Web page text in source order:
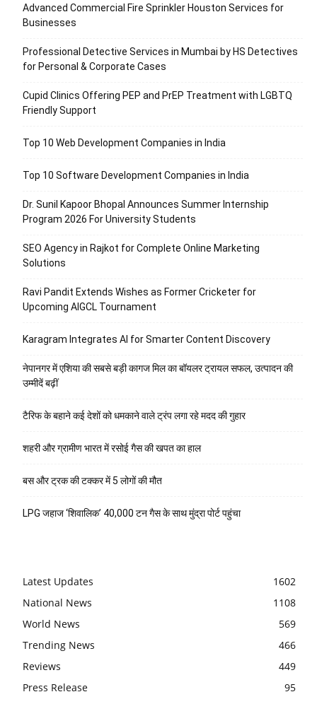
Advanced Commercial Fire Sprinkler Houston Services for
Businesses
Professional Detective Services in Mumbai by HS Detectives
for Personal & Corporate Cases
Cupid Clinics Offering PEP and PrEP Treatment with LGBTQ
Friendly Support
Top 10 Web Development Companies in India
Top 10 Software Development Companies in India
Dr. Sunil Kapoor Bhopal Announces Summer Internship
Program 2026 For University Students
SEO Agency in Rajkot for Complete Online Marketing
Solutions
Ravi Pandit Extends Wishes as Former Cricketer for
Upcoming AIGCL Tournament
Karagram Integrates AI for Smarter Content Discovery
नेपानगर में एशिया की सबसे बड़ी कागज मिल का बॉयलर ट्रायल सफल, उत्पादन की
उम्मीदें बढ़ीं
टैरिफ के बहाने कई देशों को धमकाने वाले ट्रंप लगा रहे मदद की गुहार
शहरी और ग्रामीण भारत में रसोई गैस की खपत का हाल
बस और ट्रक की टक्कर में 5 लोगों की मौत
LPG जहाज ‘शिवालिक’ 40,000 टन गैस के साथ मुंद्रा पोर्ट पहुंचा
Latest Updates
1602
National News
1108
World News
569
Trending News
466
Reviews
449
Press Release
95